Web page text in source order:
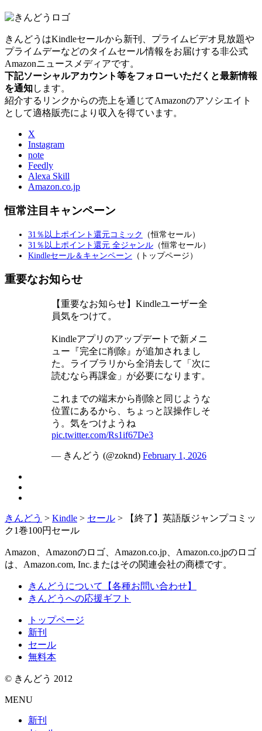
きんどうはKindleセールから新刊、プライムビデオ見放題や
プライムデーなどのタイムセール情報をお届けする非公式
Amazonニュースメディアです。
下記ソーシャルアカウント等をフォローいただくと最新情報
を通知します。
紹介するリンクからの売上を通じてAmazonのアソシエイト
として適格販売により収入を得ています。
X
Instagram
note
Feedly
Alexa Skill
Amazon.co.jp
恒常注目キャンペーン
31％以上ポイント還元コミック
（恒常セール）
31％以上ポイント還元 全ジャンル （恒常セール）
Kindleセール＆キャンペーン （トップページ）
重要なお知らせ
【重要なお知らせ】Kindleユーザー全
員気をつけて。
Kindleアプリのアップデートで新メニ
ュー『完全に削除』が追加されまし
た。ライブラリから全消去して「次に
読むなら再課金」が必要になります。
これまでの端末から削除と同じような
位置にあるから、ちょっと誤操作しそ
う。気をつけようね
pic.twitter.com/Rs1if67De3
— きんどう (@zoknd) February 1, 2026
きんどう > Kindle > セール >
【終了】英語版ジャンプコミッ
ク1巻100円セール
Amazon、Amazonのロゴ、Amazon.co.jp、Amazon.co.jpのロゴ
は、Amazon.com, Inc.またはその関連会社の商標です。
きんどうについて【各種お問い合わせ】
きんどうへの応援ギフト
トップページ
新刊
セール
無料本
© きんどう 2012
MENU
新刊